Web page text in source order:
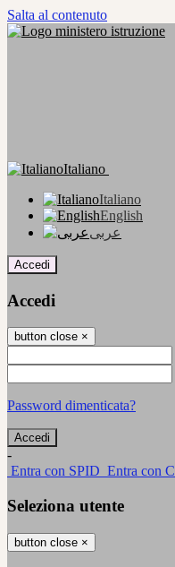
Salta al contenuto
Italiano
Italiano
English
عربى
Accedi
Accedi
button close ×
Password dimenticata?
-
Entra con SPID Entra con
Seleziona utente
button close ×